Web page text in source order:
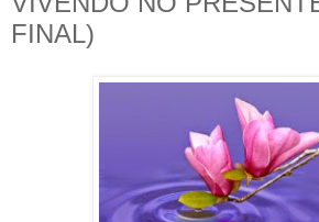
FINAL)